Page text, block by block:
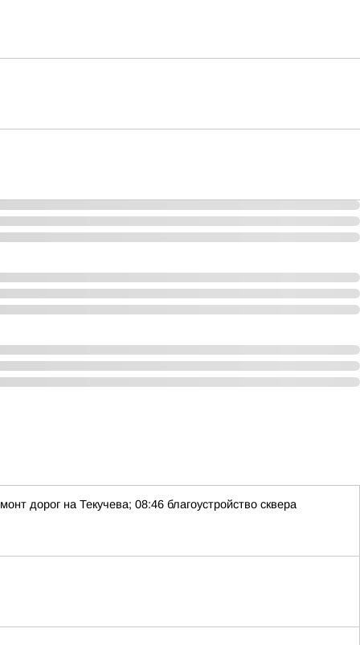
дорог на Текучева; 08:46 благоустройство сквера